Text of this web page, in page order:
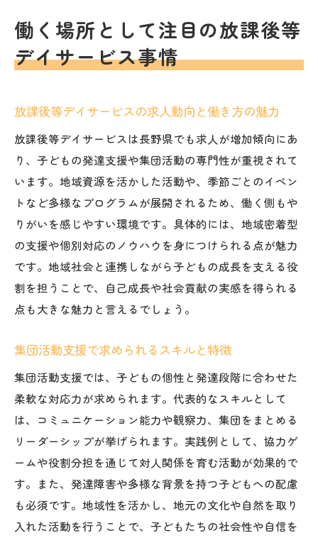
働く場所として注目の放課後等
デイサービス事情
放課後等デイサービスの求人動向と働き方の魅力
放課後等デイサービスは長野県でも求人が増加傾向にあ
り、子どもの発達支援や集団活動の専門性が重視されて
います。地域資源を活かした活動や、季節ごとのイベン
トなど多様なプログラムが展開されるため、働く側もや
りがいを感じやすい環境です。具体的には、地域密着型
の支援や個別対応のノウハウを身につけられる点が魅力
です。地域社会と連携しながら子どもの成長を支える役
割を担うことで、自己成長や社会貢献の実感を得られる
点も大きな魅力と言えるでしょう。
集団活動支援で求められるスキルと特徴
集団活動支援では、子どもの個性と発達段階に合わせた
柔軟な対応力が求められます。代表的なスキルとして
は、コミュニケーション能力や観察力、集団をまとめる
リーダーシップが挙げられます。実践例として、協力ゲ
ームや役割分担を通じて対人関係を育む活動が効果的で
す。また、発達障害や多様な背景を持つ子どもへの配慮
も必須です。地域性を活かし、地元の文化や自然を取り
入れた活動を行うことで、子どもたちの社会性や自信を